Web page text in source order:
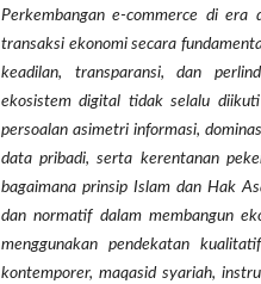
Perkembangan e-commerce di
transaksi ekonomi secara
keadilan, transparansi, dan
ekosistem digital tidak selalu
persoalan asimetri informasi,
data pribadi, serta kerentanan
bagaimana prinsip Islam dan Hak
dan normatif dalam membangun
menggunakan pendekatan
kontemporer, maqasid syariah,